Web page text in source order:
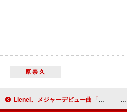
原泰久
Lienel、メジャーデビュー曲「メロ・コレクション」MVで“メロい男”を目指す